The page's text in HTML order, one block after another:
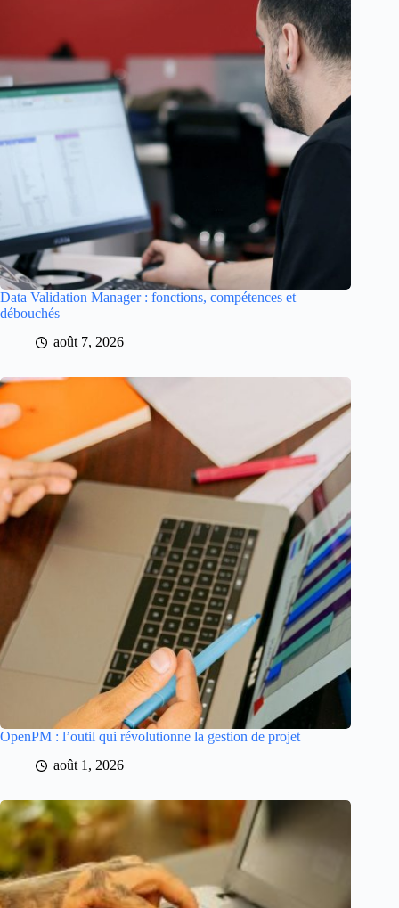
Data Validation Manager : fonctions, compétences et
débouchés
août 7, 2026
OpenPM : l’outil qui révolutionne la gestion de projet
août 1, 2026